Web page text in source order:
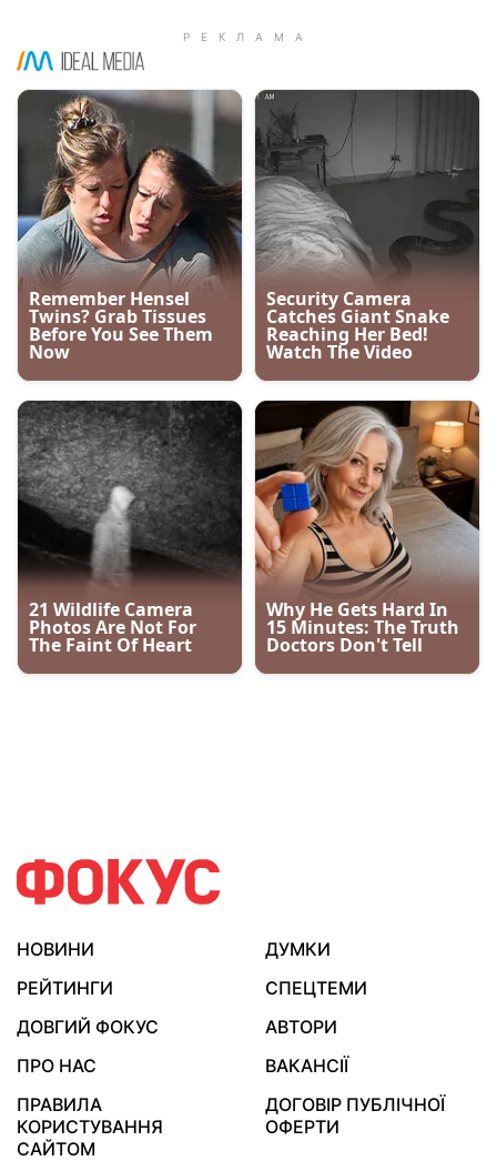
НОВИНИ
ДУМКИ
РЕЙТИНГИ
СПЕЦТЕМИ
ДОВГИЙ ФОКУС
АВТОРИ
ПРО НАС
ВАКАНСІЇ
ПРАВИЛА
КОРИСТУВАННЯ
САЙТОМ
ДОГОВІР ПУБЛІЧНОЇ
ОФЕРТИ